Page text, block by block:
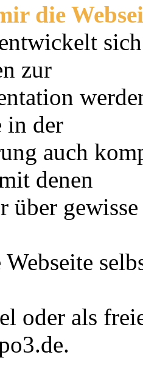
die
zur
in der
auch
denen
über
oder als